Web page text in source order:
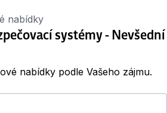
nabídky
systémy - Nevšední
nabídky podle Vašeho zájmu.